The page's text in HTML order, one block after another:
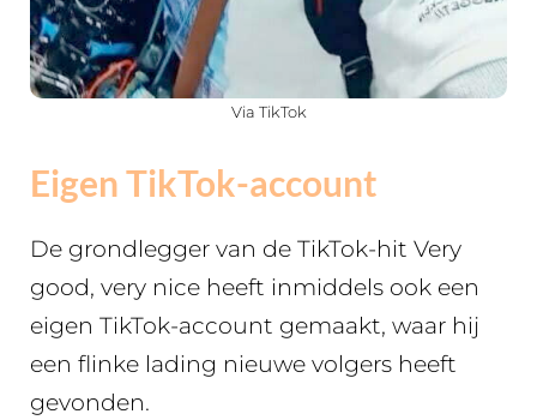
Via TikTok
Eigen TikTok-account
De grondlegger van de TikTok-hit Very
good, very nice heeft inmiddels ook een
eigen TikTok-account gemaakt, waar hij
een flinke lading nieuwe volgers heeft
gevonden.